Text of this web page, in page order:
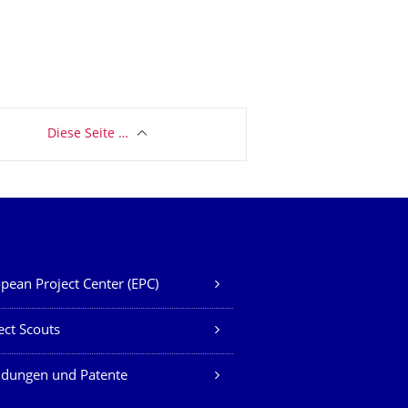
Diese Seite …
Project Center (EPC)
Scouts
und Patente